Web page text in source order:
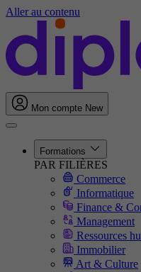
Aller au contenu
Mon compte New
Formations
PAR FILIÈRES
Commerce
Informatique
Finance &
Management
Ressources
Immobilier
Art & Culture